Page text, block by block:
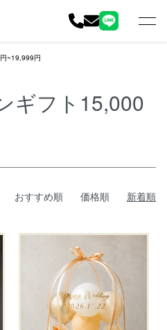
~19,999円
ギフト15,000
おすすめ順 価格順 新着順